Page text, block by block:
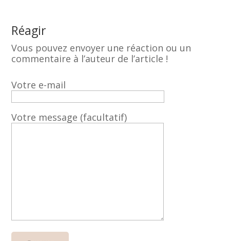
Réagir
Vous pouvez envoyer une réaction ou un
commentaire à l’auteur de l’article !
Votre e-mail
Votre message (facultatif)